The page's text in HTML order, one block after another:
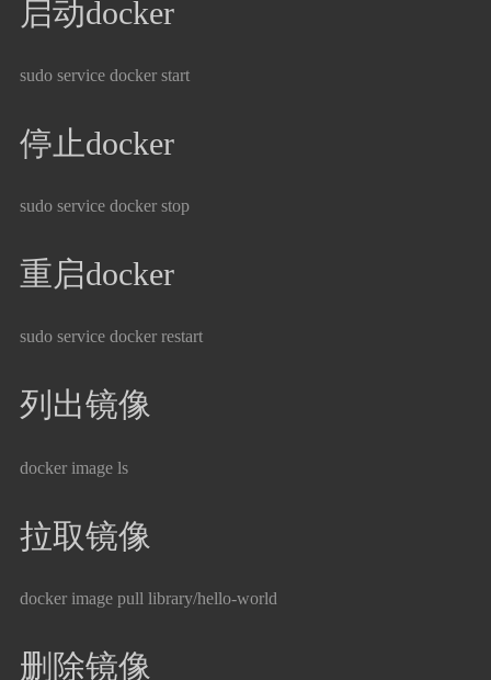
启动docker
sudo service docker start
停止docker
sudo service docker stop
重启docker
sudo service docker restart
列出镜像
docker image ls
拉取镜像
docker image pull library/hello-world
删除镜像